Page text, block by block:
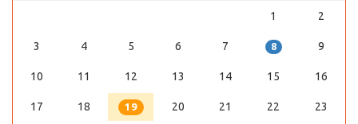
1
2
3 4 5 6 7 8 9
10 11 12 13 14 15 16
17 18 19 20 21 22 23